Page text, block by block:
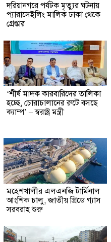
দরিয়ানগরে পর্যটক মৃত্যুর ঘটনায়
প্যারাসেইলিং মালিক ঢাকা থেকে
গ্রেপ্তার
‘শীর্ষ মাদক কারবারিদের তালিকা
হচ্ছে, চোরাচালানের রুটে বসছে
ক্যাম্প’ – স্বরাষ্ট্র মন্ত্রী
মহেশখালীর এলএনজি টার্মিনাল
আংশিক চালু, জাতীয় গ্রিডে গ্যাস
সরবরাহ শুরু